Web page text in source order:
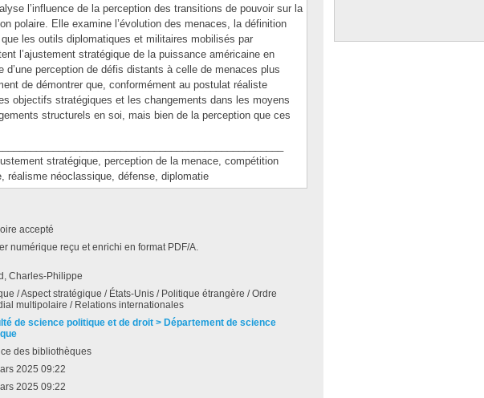
l’influence de la perception des transitions de pouvoir sur la
polaire. Elle examine l’évolution des menaces, la définition
les outils diplomatiques et militaires mobilisés par
l’ajustement stratégique de la puissance américaine en
perception de défis distants à celle de menaces plus
de démontrer que, conformément au postulat réaliste
objectifs stratégiques et les changements dans les moyens
structurels en soi, mais bien de la perception que ces
stratégique, perception de la menace, compétition
réalisme néoclassique, défense, diplomatie
accepté
numérique reçu et enrichi en format PDF/A.
Charles-Philippe
/ Aspect stratégique / États-Unis / Politique étrangère / Ordre
multipolaire / Relations internationales
de science politique et de droit > Département de science
des bibliothèques
2025 09:22
2025 09:22